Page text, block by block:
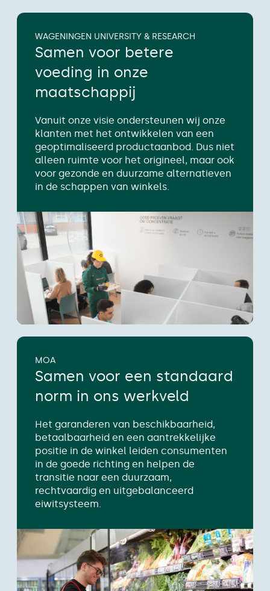
WAGENINGEN UNIVERSITY & RESEARCH
Samen voor betere
voeding in onze
maatschappij
Vanuit onze visie ondersteunen wij onze
klanten met het ontwikkelen van een
geoptimaliseerd productaanbod. Dus niet
alleen ruimte voor het origineel, maar ook
voor gezonde en duurzame alternatieven
in de schappen van winkels.
MOA
Samen voor een standaard
norm in ons werkveld
Het garanderen van beschikbaarheid,
betaalbaarheid en een aantrekkelijke
positie in de winkel leiden consumenten
in de goede richting en helpen de
transitie naar een duurzaam,
rechtvaardig en uitgebalanceerd
eiwitsysteem.